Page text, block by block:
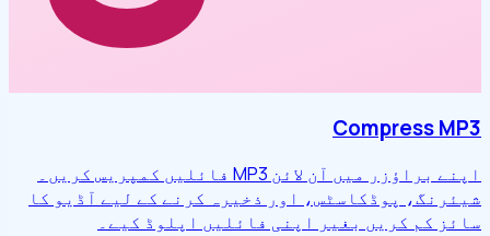
Compress MP3
اپنے براؤزر میں آن لائن MP3 فائلیں کمپریس کریں۔
شیئرنگ، پوڈکاسٹس، اور ذخیرہ کرنے کے لیے آڈیو کا
سائز کم کریں بغیر اپنی فائلیں اپلوڈ کیے۔